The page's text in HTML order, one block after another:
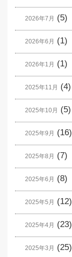
2026年7月 (5)
2026年6月 (1)
2026年1月 (1)
2025年11月 (4)
2025年10月 (5)
2025年9月 (16)
2025年8月 (7)
2025年6月 (8)
2025年5月 (12)
2025年4月 (23)
2025年3月 (25)